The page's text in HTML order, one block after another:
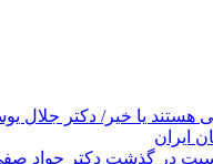
هستند یا خیر/ دکتر جلال
ایران
در گذشت دکتر جواد صفی